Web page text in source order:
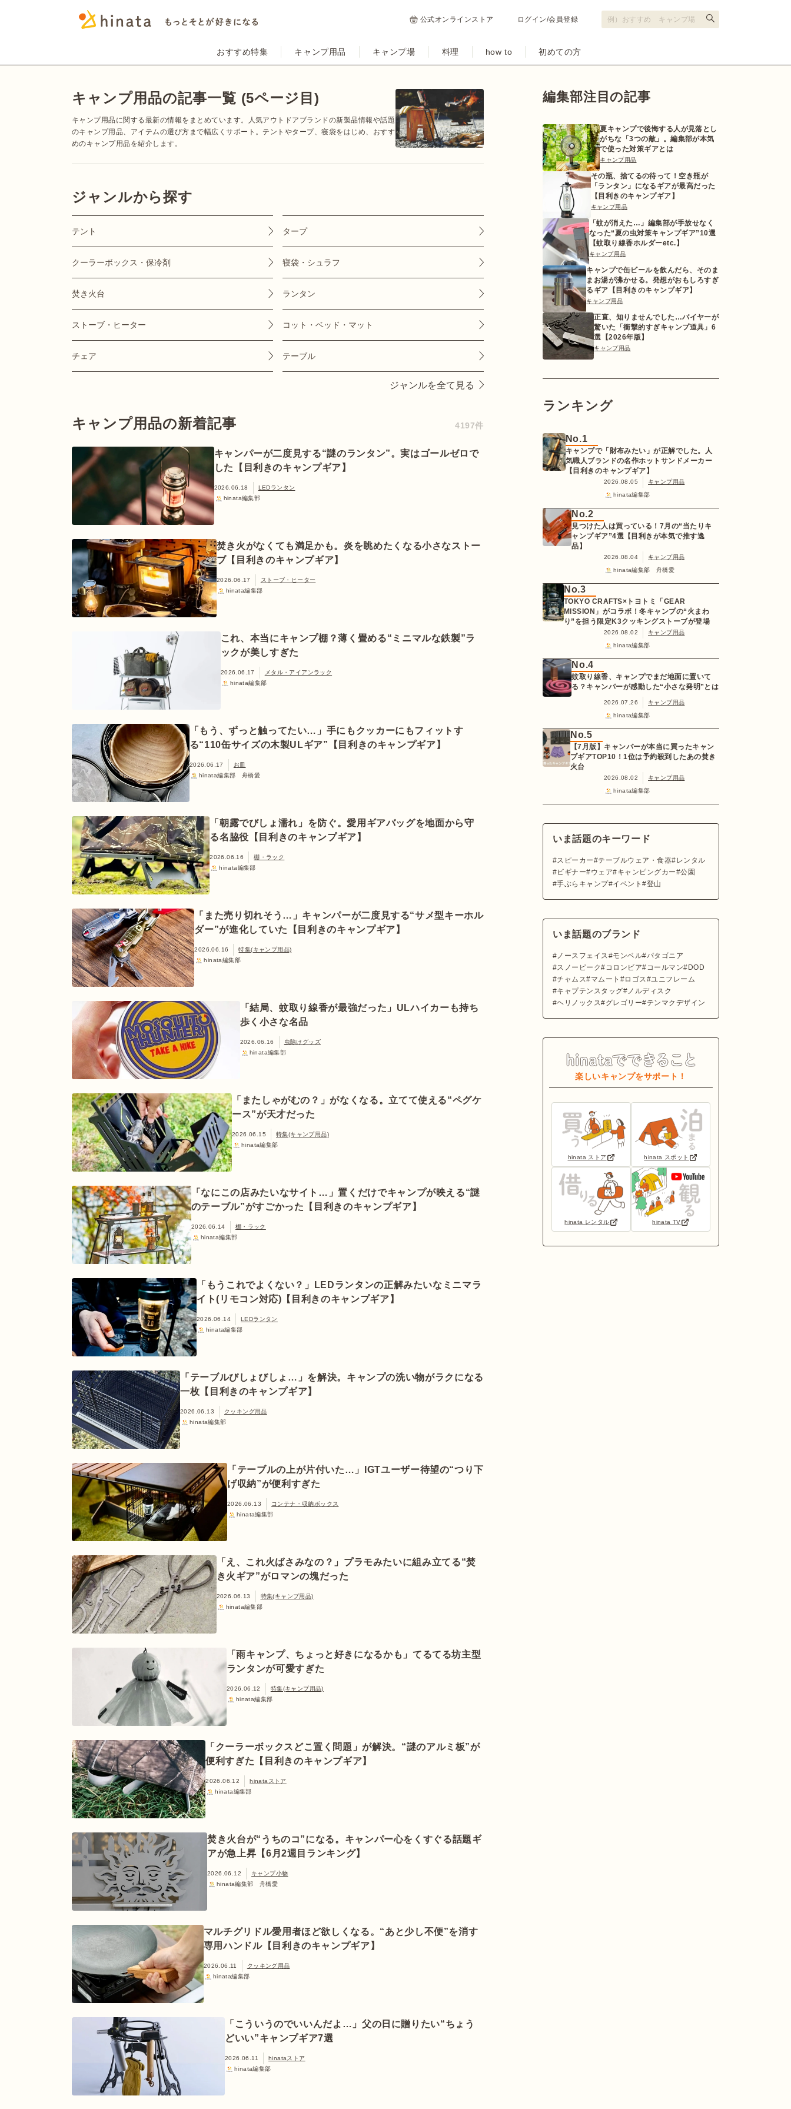
公式オンラインストア ログイン/会員登録
おすすめ特集 キャンプ用品 キャンプ場 料理 how to 初めての方
キャンプ用品の記事一覧 (5ページ目)
キャンプ用品に関する最新の情報をまとめています。人気アウトドアブランドの新製品情報や話題
のキャンプ用品、アイテムの選び方まで幅広くサポート。テントやタープ、寝袋をはじめ、おすす
めのキャンプ用品を紹介します。
ジャンルから探す
テント タープ
クーラーボックス・保冷剤 寝袋・シュラフ
焚き火台 ランタン
ストーブ・ヒーター コット・ベッド・マット
チェア テーブル
ジャンルを全て見る
キャンプ用品の新着記事 4197件
キャンパーが二度見する“謎のランタン”。実はゴールゼロで
した【目利きのキャンプギア】
2026.06.18
LEDランタン
hinata編集部
焚き火がなくても満足かも。炎を眺めたくなる小さなストー
ブ【目利きのキャンプギア】
2026.06.17
ストーブ・ヒーター
hinata編集部
これ、本当にキャンプ棚？薄く畳める“ミニマルな鉄製”ラ
ックが美しすぎた
2026.06.17
メタル・アイアンラック
hinata編集部
「もう、ずっと触ってたい…」手にもクッカーにもフィットす
る“110缶サイズの木製ULギア”【目利きのキャンプギア】
2026.06.17
お皿
hinata編集部 舟橋愛
「朝露でびしょ濡れ」を防ぐ。愛用ギアバッグを地面から守
る名脇役【目利きのキャンプギア】
2026.06.16
棚・ラック
hinata編集部
「また売り切れそう…」キャンパーが二度見する“サメ型キーホル
ダー”が進化していた【目利きのキャンプギア】
2026.06.16
特集(キャンプ用品)
hinata編集部
「結局、蚊取り線香が最強だった」ULハイカーも持ち
歩く小さな名品
2026.06.16
虫除けグッズ
hinata編集部
「またしゃがむの？」がなくなる。立てて使える“ペグケ
ース”が天才だった
2026.06.15
特集(キャンプ用品)
hinata編集部
「なにこの店みたいなサイト…」置くだけでキャンプが映える“謎
のテーブル”がすごかった【目利きのキャンプギア】
2026.06.14
棚・ラック
hinata編集部
「もうこれでよくない？」LEDランタンの正解みたいなミニマラ
イト(リモコン対応)【目利きのキャンプギア】
2026.06.14
LEDランタン
hinata編集部
「テーブルびしょびしょ…」を解決。キャンプの洗い物がラクになる
一枚【目利きのキャンプギア】
2026.06.13
クッキング用品
hinata編集部
「テーブルの上が片付いた…」IGTユーザー待望の“つり下
げ収納”が便利すぎた
2026.06.13
コンテナ・収納ボックス
hinata編集部
「え、これ火ばさみなの？」プラモみたいに組み立てる“焚
き火ギア”がロマンの塊だった
2026.06.13
特集(キャンプ用品)
hinata編集部
「雨キャンプ、ちょっと好きになるかも」てるてる坊主型
ランタンが可愛すぎた
2026.06.12
特集(キャンプ用品)
hinata編集部
「クーラーボックスどこ置く問題」が解決。“謎のアルミ板”が
便利すぎた【目利きのキャンプギア】
2026.06.12
hinataストア
hinata編集部
焚き火台が“うちのコ”になる。キャンパー心をくすぐる話題ギ
アが急上昇【6月2週目ランキング】
2026.06.12
キャンプ小物
hinata編集部 舟橋愛
マルチグリドル愛用者ほど欲しくなる。“あと少し不便”を消す
専用ハンドル【目利きのキャンプギア】
2026.06.11
クッキング用品
hinata編集部
「こういうのでいいんだよ…」父の日に贈りたい“ちょう
どいい”キャンプギア7選
2026.06.11
hinataストア
hinata編集部
編集部注目の記事
夏キャンプで後悔する人が見落とし
がちな「3つの敵」。編集部が本気
で使った対策ギアとは
キャンプ用品
その瓶、捨てるの待って！空き瓶が
「ランタン」になるギアが最高だった
【目利きのキャンプギア】
キャンプ用品
「蚊が消えた…」編集部が手放せなく
なった“夏の虫対策キャンプギア”10選
【蚊取り線香ホルダーetc.】
キャンプ用品
キャンプで缶ビールを飲んだら、そのま
まお湯が沸かせる。発想がおもしろすぎ
るギア【目利きのキャンプギア】
キャンプ用品
正直、知りませんでした…バイヤーが
驚いた「衝撃的すぎキャンプ道具」6
選【2026年版】
キャンプ用品
ランキング
No.1
キャンプで「財布みたい」が正解でした。人
気職人ブランドの名作ホットサンドメーカー
【目利きのキャンプギア】
2026.08.05
キャンプ用品
hinata編集部
No.2
見つけた人は買っている！7月の“当たりキ
ャンプギア”4選【目利きが本気で推す逸
品】
2026.08.04
キャンプ用品
hinata編集部 舟橋愛
No.3
TOKYO CRAFTS×トヨトミ「GEAR
MISSION」がコラボ！冬キャンプの“火まわ
り”を担う限定K3クッキングストーブが登場
2026.08.02
キャンプ用品
hinata編集部
No.4
蚊取り線香、キャンプでまだ地面に置いて
る？キャンパーが感動した“小さな発明”とは
2026.07.26
キャンプ用品
hinata編集部
No.5
【7月版】キャンパーが本当に買ったキャン
プギアTOP10！1位は予約殺到したあの焚き
火台
2026.08.02
キャンプ用品
hinata編集部
いま話題のキーワード
スピーカー テーブルウェア・食器
レンタル
ビギナー
ウェア キャンピングカー
公園
手ぶらキャンプ イベント 登山
いま話題のブランド
ノースフェイス モンベル パタゴニア
スノーピーク
コロンビア コールマン
DOD
チャムス
マムート ロゴス
ユニフレーム
キャプテンスタッグ
ノルディスク
ヘリノックス
グレゴリー テンマクデザイン
楽しいキャンプをサポート！
hinata ストア hinata スポット
hinata レンタル hinata TV